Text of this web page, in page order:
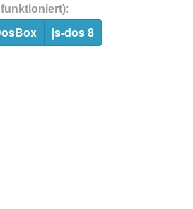
funktioniert):
js-dos 8